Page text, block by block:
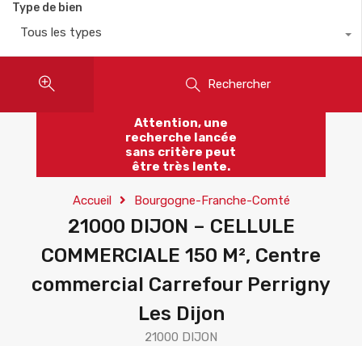
Type de bien
Tous les types
Rechercher
Attention, une
recherche lancée
sans critère peut
être très lente.
Accueil Bourgogne-Franche-Comté
21000 DIJON – CELLULE
COMMERCIALE 150 M², Centre
commercial Carrefour Perrigny
Les Dijon
21000 DIJON